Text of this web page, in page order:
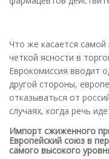
Что же касается
четкой ясности в
Еврокомиссия вводит
другой стороны,
отказываться от
случаях, когда речь
Импорт сжиженного
Европейский союз в
самого высокого